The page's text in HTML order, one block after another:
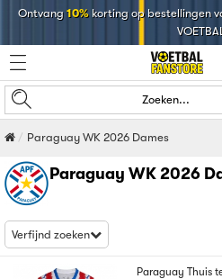
Ontvang 10%korting op bestellingen
Zoeken...
Paraguay WK 2026 Dames
Paraguay WK 2026
Verfijnd zoeken
Paraguay Thuis